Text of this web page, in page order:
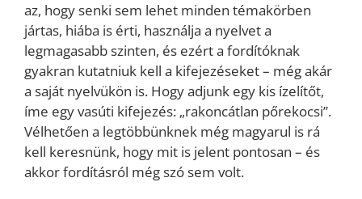
az, hogy senki sem lehet minden témakörben
jártas, hiába is érti, használja a nyelvet a
legmagasabb szinten, és ezért a fordítóknak
gyakran kutatniuk kell a kifejezéseket – még akár
a saját nyelvükön is. Hogy adjunk egy kis ízelítőt,
íme egy vasúti kifejezés: „rakoncátlan pőrekocsi”.
Vélhetően a legtöbbünknek még magyarul is rá
kell keresnünk, hogy mit is jelent pontosan – és
akkor fordításról még szó sem volt.